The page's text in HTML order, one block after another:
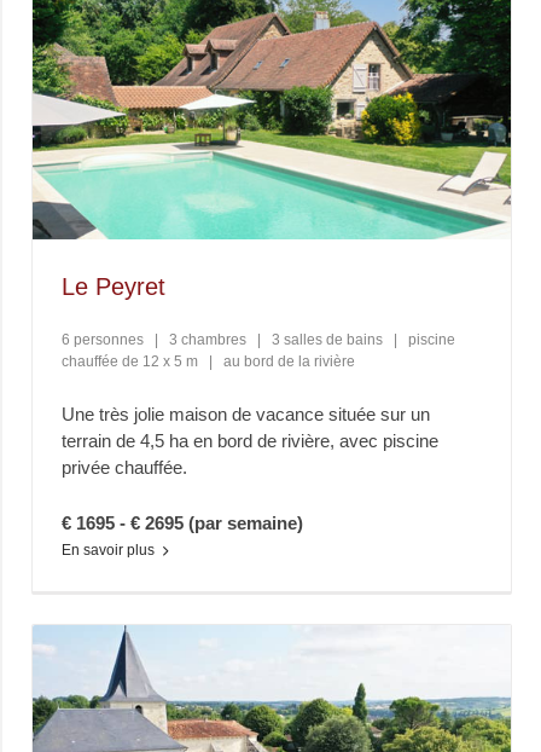
Le Peyret
6 personnes | 3 chambres | 3 salles de bains |
piscine
chauffée de 12 x 5 m
| au bord de la rivière
Une très jolie maison de vacance située sur un
terrain de 4,5 ha en bord de rivière, avec piscine
privée chauffée.
€ 1695 - € 2695 (par semaine)
En savoir plus